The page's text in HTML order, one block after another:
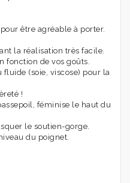
être agréable à porter.
la réalisation très facile.
fonction de vos goûts.
fluide (soie, viscose) pour la
!
féminise le haut du
le soutien-gorge.
du poignet.